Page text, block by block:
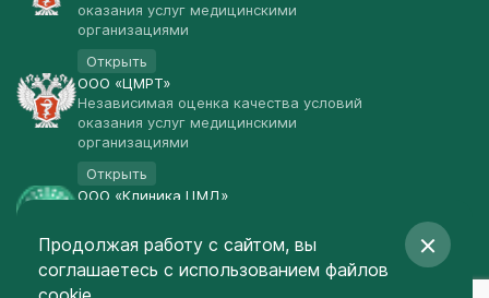
оказания услуг медицинскими
организациями
Открыть
ООО «ЦМРТ»
Независимая оценка качества условий
оказания услуг медицинскими
организациями
Открыть
ООО «Клиника ЦМД»
Открыть
© Клиника ЦМД 2003-2026
Продолжая работу с сайтом, вы
соглашаетесь с использованием файлов